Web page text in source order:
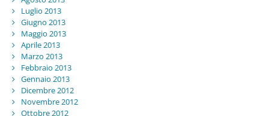
Luglio 2013
Giugno 2013
Maggio 2013
Aprile 2013
Marzo 2013
Febbraio 2013
Gennaio 2013
Dicembre 2012
Novembre 2012
Ottobre 2012